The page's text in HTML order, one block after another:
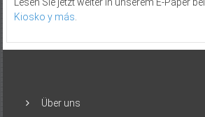
Kiosko y más
Über uns